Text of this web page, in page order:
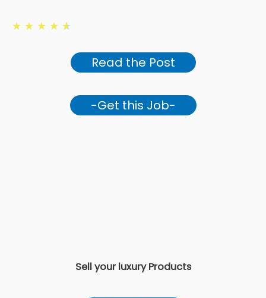
★ ★ ★ ★ ★
Read the Post
-Get this Job-
Sell your luxury Products